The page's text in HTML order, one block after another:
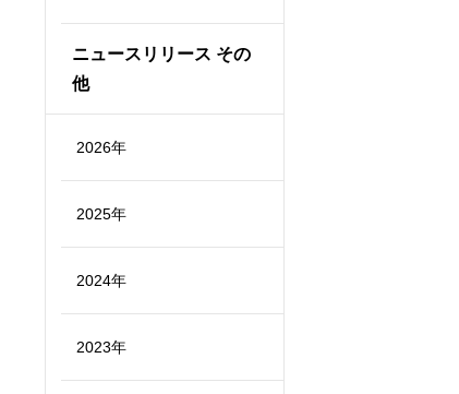
ニュースリリース その
他
2026年
2025年
2024年
2023年